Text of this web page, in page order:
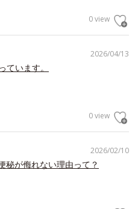
0 view
2026/04/13
います。
0 view
2026/02/10
秘が侮れない理由って？